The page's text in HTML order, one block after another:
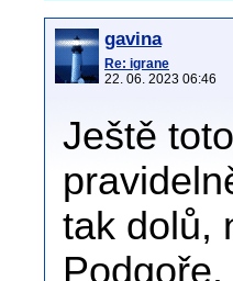
gavina
Re: igrane
22. 06. 2023 06:46
Ještě
tak dolů,
Podgoře.